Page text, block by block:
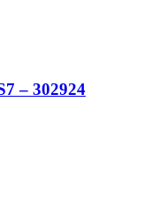
– 302924